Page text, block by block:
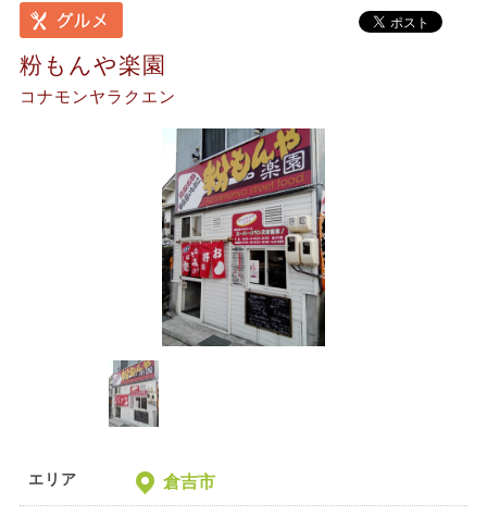
粉もんや楽園
コナモンヤラクエン
エリア 倉吉市